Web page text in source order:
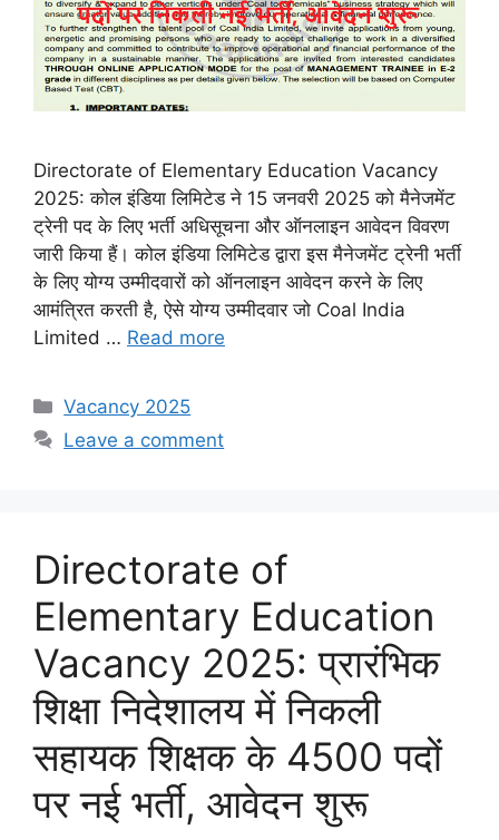
Directorate of Elementary Education Vacancy
2025: कोल इंडिया लिमिटेड ने 15 जनवरी 2025 को मैनेजमेंट
ट्रेनी पद के लिए भर्ती अधिसूचना और ऑनलाइन आवेदन विवरण
जारी किया हैं। कोल इंडिया लिमिटेड द्वारा इस मैनेजमेंट ट्रेनी भर्ती
के लिए योग्य उम्मीदवारों को ऑनलाइन आवेदन करने के लिए
आमंत्रित करती है, ऐसे योग्य उम्मीदवार जो Coal India
Limited … Read more
Categories
Vacancy 2025
Leave a comment
Directorate of
Elementary Education
Vacancy 2025: प्रारंभिक
शिक्षा निदेशालय में निकली
सहायक शिक्षक के 4500 पदों
पर नई भर्ती, आवेदन शुरू